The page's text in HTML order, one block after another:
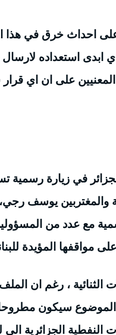
احداث خرق في هذا
ابدى استعداده
المعنيين على ان اي
في زيارة رسمية
والمغتربين يوسف
مع عدد من المسؤولين
مواقفها المؤيدة
، رغم ان
سيكون
النفطية الجزائرية